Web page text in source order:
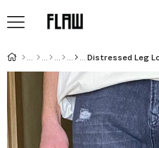
Distressed Leg